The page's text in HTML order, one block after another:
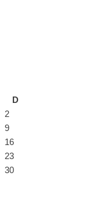
D
2
9
16
23
30